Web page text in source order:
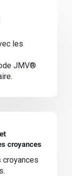
les
JMV®
croyances
croyances